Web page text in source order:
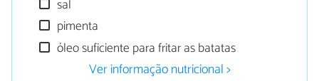
sal
pimenta
óleo suficiente para fritar as batatas
Ver informação nutricional >